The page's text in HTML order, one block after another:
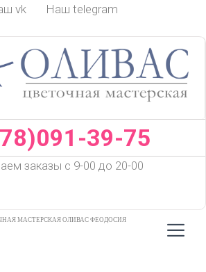
vk Наш telegram
39-75
заказы с 9-00 до 20-00
МАСТЕРСКАЯ ОЛИВАС ФЕОДОСИЯ